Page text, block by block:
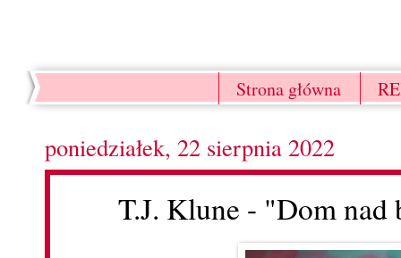
Strona główna
poniedziałek, 22 sierpnia 2022
T.J. Klune - "Dom nad